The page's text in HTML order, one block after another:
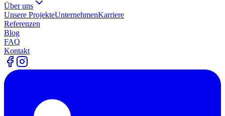
Über uns
Unsere ProjekteUnternehmenKarriere
Referenzen
Blog
FAQ
Kontakt